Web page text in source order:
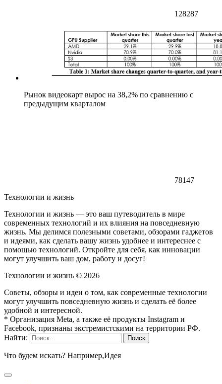
128287
Рынок видеокарт вырос на 38,2% по сравнению с
предыдущим кварталом
78147
Технологии и жизнь
Технологии и жизнь — это ваш путеводитель в мире
современных технологий и их влияния на повседневную
жизнь. Мы делимся полезными советами, обзорами гаджетов
и идеями, как сделать вашу жизнь удобнее и интереснее с
помощью технологий. Откройте для себя, как инновации
могут улучшить ваш дом, работу и досуг!
Технологии и жизнь © 2026
Советы, обзоры и идеи о том, как современные технологии
могут улучшить повседневную жизнь и сделать её более
удобной и интересной.
* Организация Meta, а также её продукты Instagram и
Facebook, признаны экстремистскими на территории РФ.
Найти:
Что будем искать? Например,Идея